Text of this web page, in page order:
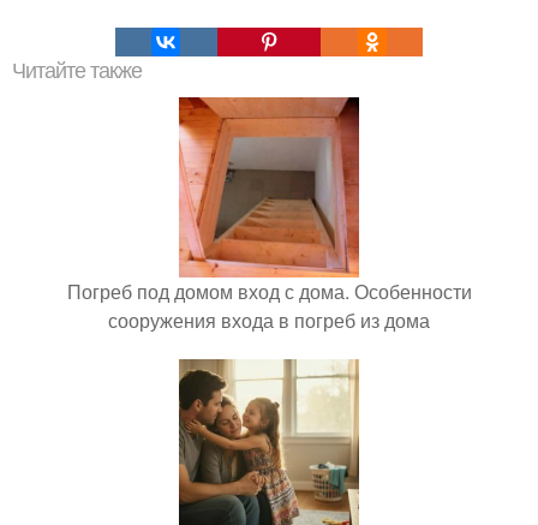
Читайте также
Погреб под домом вход с дома. Особенности
сооружения входа в погреб из дома